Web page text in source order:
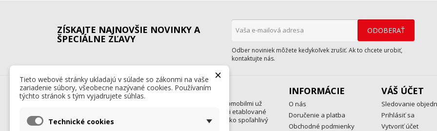
ZÍSKAJTE NAJNOVŠIE NOVINKY A
ŠPECIÁLNE ZĽAVY
Odber noviniek môžete kedykoľvek zrušiť. Ak to chcete urobiť,
kontaktujte nás.
HOCHSTAFFL - NÁHRADNÉ DIELY
Spoločnosť HOCHSTAFFL pôsobí na trhu s nákladnými automobilmi už
viac ako 50 rokov a počas tohto obdobia sa zaradila medzi etablované
spoločnosti v európskom regióne, vďaka čomu je známa ako spoľahlivý
INFORMÁCIE
O nás
Doručenie a platba
Obchodné podmienky
VÁŠ ÚČET
Sledovanie
Prihlásiť sa
Vytvoriť účet
×
Tieto webové stránky ukladajú v súlade so zákonmi na vaše
zariadenie súbory, všeobecne nazývané cookies. Používaním
týchto stránok s tým vyjadrujete súhlas.
Technické cookies